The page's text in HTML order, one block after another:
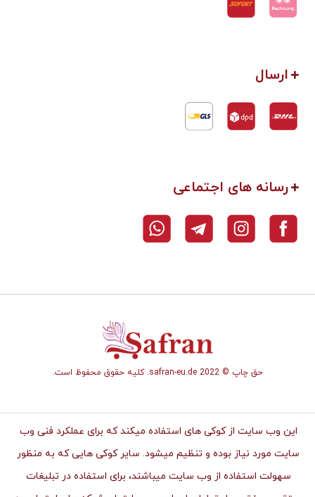
ارسال
رسانه های اجتماعی
حق چاپ © safran-eu.de 2022. کلیه حقوق محفوظ است.
این وب سایت از کوکی های استفاده میکند که برای عملکرد فنی وب
سایت مورد نیاز بوده و تنظیم میشود. سایر کوکی هایی که به منظور
سهولت استفاده از وب سایت میباشند، برای استفاده در تبلیغات